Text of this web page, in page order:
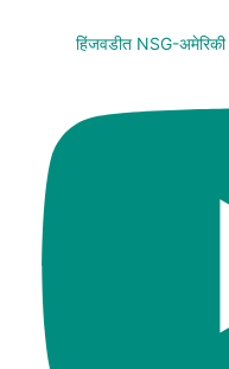
हिंजवडीत NSG-अमेरिकी